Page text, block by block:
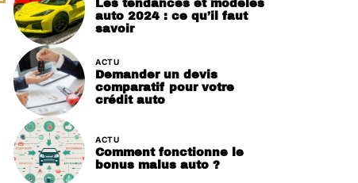
Les tendances et modèles
auto 2024 : ce qu’il faut
savoir
ACTU
Demander un devis
comparatif pour votre
crédit auto
ACTU
Comment fonctionne le
bonus malus auto ?